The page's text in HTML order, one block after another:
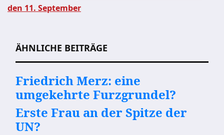
Beitragsnavigation
den 11. September
ÄHNLICHE BEITRÄGE
Friedrich Merz: eine
umgekehrte Furzgrundel?
Erste Frau an der Spitze der
UN?